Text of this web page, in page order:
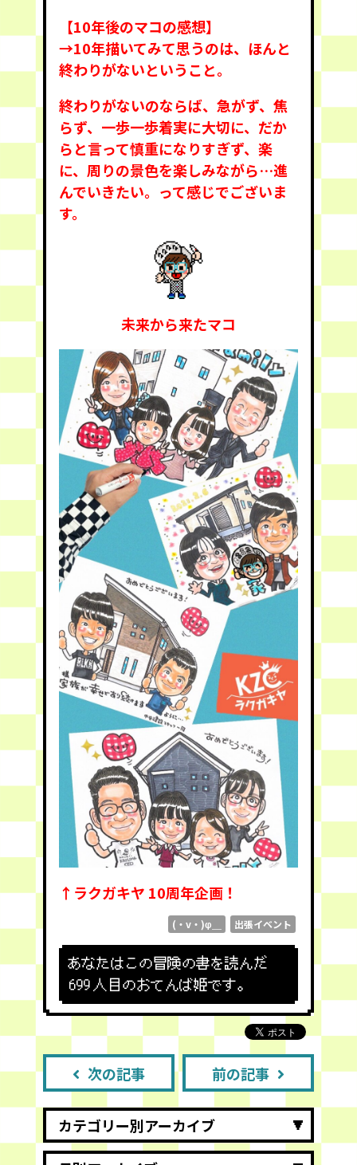
【10年後のマコの感想】
→10年描いてみて思うのは、ほんと
終わりがないということ。
終わりがないのならば、急がず、焦
らず、一歩一歩着実に大切に、だか
らと言って慎重になりすぎず、楽
に、周りの景色を楽しみながら…進
んでいきたい。って感じでございま
す。
未来から来たマコ
↑ラクガキヤ 10周年企画！
(・v・)φ＿ 出張イベント
あなたはこの冒険の書を読んだ
699 人目のおてんば姫です。
次の記事 前の記事